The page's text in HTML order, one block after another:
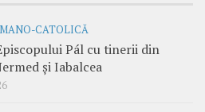
CATOLICĂ
Pál cu tinerii din
și Iabalcea